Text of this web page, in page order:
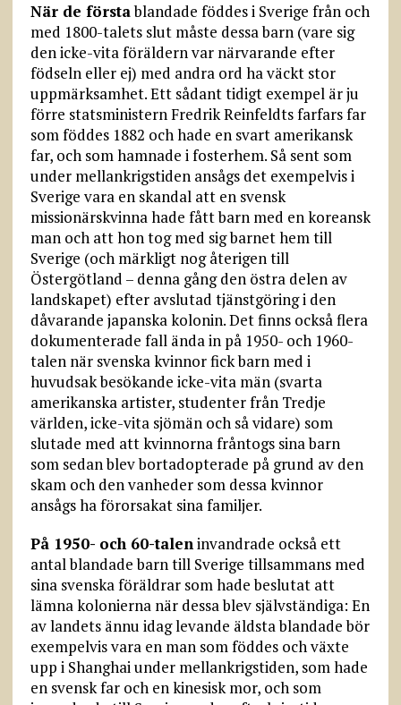
När de förstablandade föddes i Sverige från och
med 1800-talets slut måste dessa barn (vare sig
den icke-vita föräldern var närvarande efter
födseln eller ej) med andra ord ha väckt stor
uppmärksamhet. Ett sådant tidigt exempel är ju
förre statsministern Fredrik Reinfeldts farfars far
som föddes 1882 och hade en svart amerikansk
far, och som hamnade i fosterhem. Så sent som
under mellankrigstiden ansågs det exempelvis i
Sverige vara en skandal att en svensk
missionärskvinna hade fått barn med en koreansk
man och att hon tog med sig barnet hem till
Sverige (och märkligt nog återigen till
Östergötland – denna gång den östra delen av
landskapet) efter avslutad tjänstgöring i den
dåvarande japanska kolonin. Det finns också flera
dokumenterade fall ända in på 1950- och 1960-
talen när svenska kvinnor fick barn med i
huvudsak besökande icke-vita män (svarta
amerikanska artister, studenter från Tredje
världen, icke-vita sjömän och så vidare) som
slutade med att kvinnorna fråntogs sina barn
som sedan blev bort­adopterade på grund av den
skam och den vanheder som dessa kvinnor
ansågs ha förorsakat sina familjer.
På 1950- och 60-taleninvandrade också ett
antal blandade barn till Sverige tillsammans med
sina svenska föräldrar som hade beslutat att
lämna kolonierna när dessa blev självständiga: En
av landets ännu idag levande äldsta blandade bör
exempelvis vara en man som föddes och växte
upp i Shanghai under mellankrigstiden, som hade
en svensk far och en kinesisk mor, och som